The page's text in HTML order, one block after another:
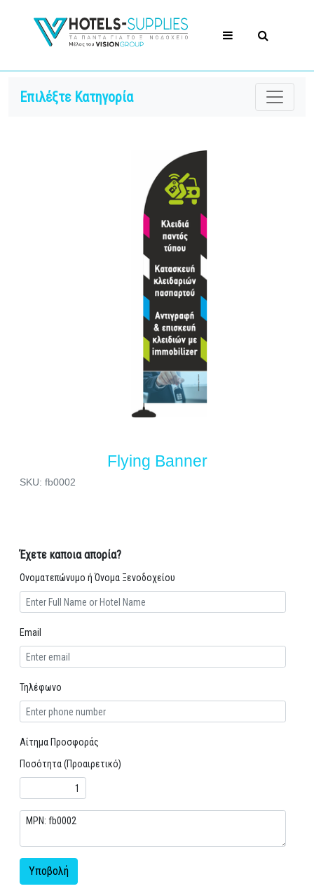
Επιλέξτε Κατηγορία
Flying Banner
SKU: fb0002
Έχετε καποια απορία?
Ονοματεπώνυμο ή Όνομα Ξενοδοχείου
Email
Τηλέφωνο
Αίτημα Προσφοράς
Ποσότητα (Προαιρετικό)
Υποβολή